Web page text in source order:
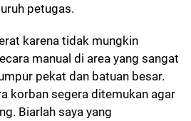
petugas.
karena tidak mungkin
manual di area yang sangat
pekat dan batuan besar.
korban segera ditemukan agar
Biarlah saya yang